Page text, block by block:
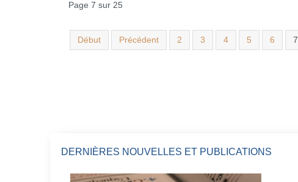
Page 7 sur 25
Début Précédent 2 3 4 5 6 7
DERNIÈRES NOUVELLES ET PUBLICATIONS